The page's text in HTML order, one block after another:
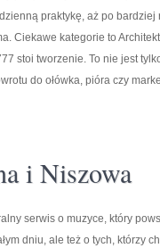
praktykę, aż po
Ciekawe kategorie to
stoi tworzenie. To nie jest
do ołówka, pióra czy
i Niszowa
serwis o muzyce, który
dniu, ale też o tych, którzy